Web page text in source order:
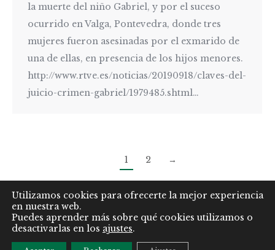
la muerte del niño Gabriel, y por el suceso
ocurrido en Valga, Pontevedra, donde tres
mujeres fueron asesinadas por el exmarido de
una de ellas, en presencia de los hijos menores.
http://www.rtve.es/noticias/20190918/claves-del-
juicio-crimen-gabriel/1979485.shtml…
1 2 →
Aviso Legal |Política de Privacidad
Mapa Web
Utilizamos cookies para ofrecerte la mejor experiencia
en nuestra web.
Puedes aprender más sobre qué cookies utilizamos o
desactivarlas en los ajustes.